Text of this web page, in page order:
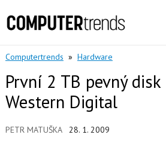
Computertrends » Hardware
První 2 TB pevný
Western Digital
PETR MATUŠKA 28. 1. 2009